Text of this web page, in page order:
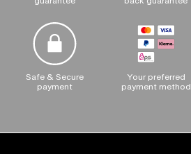
Safe & Secure
payment
Your preferred
payment method